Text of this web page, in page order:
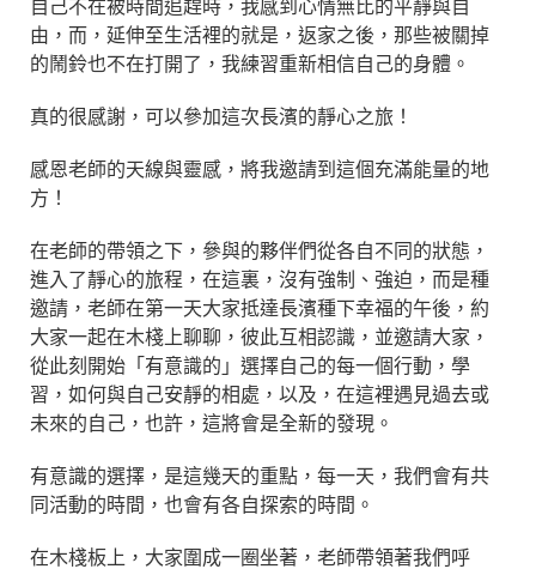
自己不在被時間追趕時，我感到心情無比的平靜與自
由，而，延伸至生活裡的就是，返家之後，那些被關掉
的鬧鈴也不在打開了，我練習重新相信自己的身體。
真的很感謝，可以參加這次長濱的靜心之旅！
感恩老師的天線與靈感，將我邀請到這個充滿能量的地
方！
在老師的帶領之下，參與的夥伴們從各自不同的狀態，
進入了靜心的旅程，在這裏，沒有強制、強迫，而是種
邀請，老師在第一天大家抵達長濱種下幸福的午後，約
大家一起在木棧上聊聊，彼此互相認識，並邀請大家，
從此刻開始「有意識的」選擇自己的每一個行動，學
習，如何與自己安靜的相處，以及，在這裡遇見過去或
未來的自己，也許，這將會是全新的發現。
有意識的選擇，是這幾天的重點，每一天，我們會有共
同活動的時間，也會有各自探索的時間。
在木棧板上，大家圍成一圈坐著，老師帶領著我們呼